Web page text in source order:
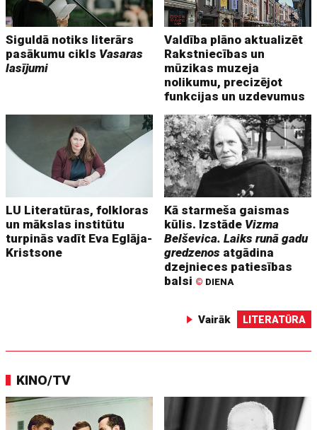
Siguldā notiks literārs
pasākumu cikls Vasaras
lasījumi
Valdība plāno aktualizēt
Rakstniecības un
mūzikas muzeja
nolikumu, precizējot
funkcijas un uzdevumus
LU Literatūras, folkloras
un mākslas institūtu
turpinās vadīt Eva Eglāja-
Kristsone
Kā starmeša gaismas
kūlis. Izstāde Vizma
Belševica. Laiks runā gadu
gredzenos atgādina
dzejnieces patiesības
balsi © DIENA
Vairāk LITERATŪRA
KINO/TV